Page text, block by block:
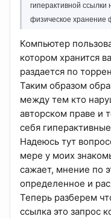
гиперактивной ссылки
физическое хранение
Компьютер
котором хранится
раздается по
Таким образом
между тем кто
авторском праве и
себя
Надеюсь тут
мере у моих
сажает, мнение по
определенное и
Теперь разберем
ссылка это запрос